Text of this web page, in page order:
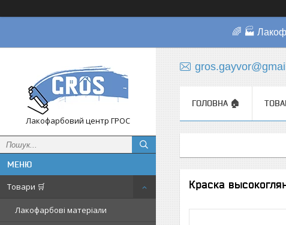
🌈 🏭
Лакофарбовий центр ГРОС
Товари 🛒
Лакофарбові матеріали
ГОЛОВНА 🏠
Краска